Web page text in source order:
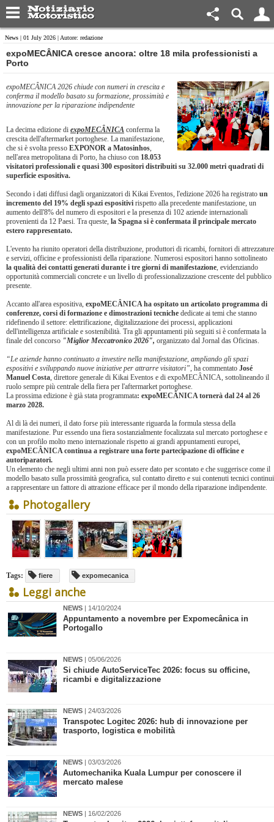
News | 01 July 2026 | Autore: redazione
​expoMECÂNICA cresce ancora: oltre 18 mila professionisti a
Porto
expoMECÂNICA 2026 chiude con numeri in crescita e
conferma il modello basato su formazione, prossimità e
innovazione per la riparazione indipendente
La decima edizione di expoMECÂNICA conferma la
crescita dell'aftermarket portoghese. La manifestazione,
che si è svolta presso EXPONOR a Matosinhos,
nell'area metropolitana di Porto, ha chiuso con 18.053
visitatori professionali e quasi 300 espositori distribuiti su 32.000 metri quadrati di
superficie espositiva.
Secondo i dati diffusi dagli organizzatori di Kikai Eventos, l'edizione 2026 ha registrato un
incremento del 19% degli spazi espositivi rispetto alla precedente manifestazione, un
aumento dell'8% del numero di espositori e la presenza di 102 aziende internazionali
provenienti da 12 Paesi. Tra queste, la Spagna si è confermata il principale mercato
estero rappresentato.
L'evento ha riunito operatori della distribuzione, produttori di ricambi, fornitori di attrezzature
e servizi, officine e professionisti della riparazione. Numerosi espositori hanno sottolineato
la qualità dei contatti generati durante i tre giorni di manifestazione, evidenziando
opportunità commerciali concrete e un livello di professionalizzazione crescente del pubblico
presente.
Accanto all'area espositiva, expoMECÂNICA ha ospitato un articolato programma di
conferenze, corsi di formazione e dimostrazioni tecniche dedicate ai temi che stanno
ridefinendo il settore: elettrificazione, digitalizzazione dei processi, applicazioni
dell'intelligenza artificiale e sostenibilità. Tra gli appuntamenti più seguiti si è confermata la
finale del concorso "Miglior Meccatronico 2026", organizzato dal Jornal das Oficinas.
“Le aziende hanno continuato a investire nella manifestazione, ampliando gli spazi
espositivi e sviluppando nuove iniziative per attrarre visitatori”, ha commentato José
Manuel Costa, direttore generale di Kikai Eventos e di expoMECÂNICA, sottolineando il
ruolo sempre più centrale della fiera per l'aftermarket portoghese.
La prossima edizione è già stata programmata: expoMECÂNICA tornerà dal 24 al 26
marzo 2028.
Al di là dei numeri, il dato forse più interessante riguarda la formula stessa della
manifestazione. Pur essendo una fiera sostanzialmente focalizzata sul mercato portoghese e
con un profilo molto meno internazionale rispetto ai grandi appuntamenti europei,
expoMECÂNICA continua a registrare una forte partecipazione di officine e
autoriparatori.
Un elemento che negli ultimi anni non può essere dato per scontato e che suggerisce come il
modello basato sulla prossimità geografica, sul contatto diretto e sui contenuti tecnici continui
a rappresentare un fattore di attrazione efficace per il mondo della riparazione indipendente.
Photogallery
Tags: fiere expomecanica
Leggi anche
NEWS | 14/10/2024
Appuntamento a novembre per Expomecânica in
Portogallo
NEWS | 05/06/2026
Si chiude AutoServiceTec 2026: focus su officine,
ricambi e digitalizzazione
NEWS | 24/03/2026
Transpotec Logitec 2026: hub di innovazione per
trasporto, logistica e mobilità
NEWS | 03/03/2026
​Automechanika Kuala Lumpur per conoscere il
mercato malese
NEWS | 16/02/2026